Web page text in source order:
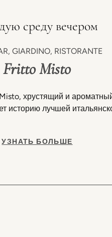
среду вечером
GIARDINO, RISTORANTE
Fritto Misto
хрустящий и
историю лучшей
УЗНАТЬ БОЛЬШЕ